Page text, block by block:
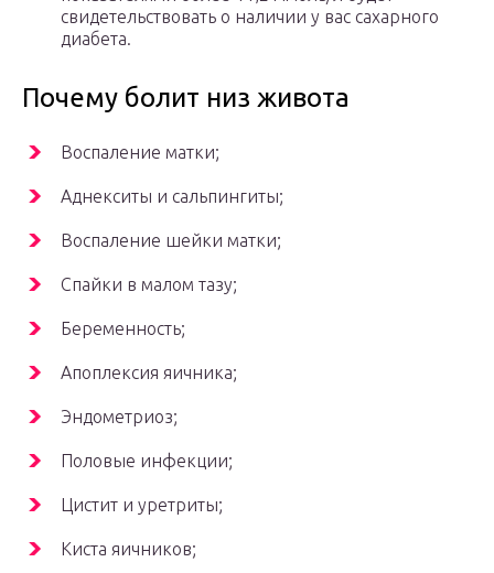
свидетельствовать о наличии у вас сахарного
диабета.
Почему болит низ живота
Воспаление матки;
Аднекситы и сальпингиты;
Воспаление шейки матки;
Спайки в малом тазу;
Беременность;
Апоплексия яичника;
Эндометриоз;
Половые инфекции;
Цистит и уретриты;
Киста яичников;